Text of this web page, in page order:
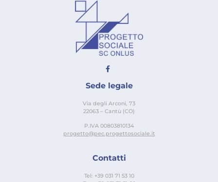
Sede legale
Via degli Arconi, 73
22063 – Cantù (CO)
P.IVA 00803810134
progetto@pec.progettosociale.it
Contatti
Tel: +39 031 71 53 10